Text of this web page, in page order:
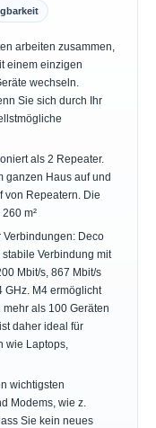
arbeiten zusammen,
einem einzigen
wechseln.
Sie sich durch Ihr
als 2 Repeater.
ganzen Haus auf und
von Repeatern. Die
m²
Deco
Verbindung mit
Mbit/s, 867 Mbit/s
GHz. M4 ermöglicht
als 100 Geräten
daher ideal für
wie Laptops,
wichtigsten
Modems, wie z.
Sie kein neues